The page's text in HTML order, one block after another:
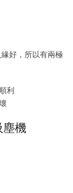
好，所以有兩極
利
塵機